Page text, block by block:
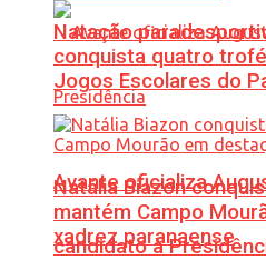
Avante oficializa
candidato à
Natação
conquista quatro
Jogos Escolares do
Natália Biazon
mantém Campo
xadrez paranaense